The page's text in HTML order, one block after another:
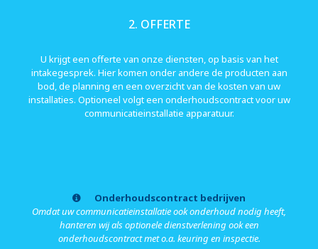
2. OFFERTE
U krijgt een offerte van onze diensten, op basis van het
intakegesprek. Hier komen onder andere de producten aan
bod, de planning en een overzicht van de kosten van uw
installaties. Optioneel volgt een onderhoudscontract voor uw
communicatieinstallatie apparatuur.
Onderhoudscontract bedrijven
Omdat uw communicatieinstallatie ook onderhoud nodig heeft,
hanteren wij als optionele dienstverlening ook een
onderhoudscontract met o.a. keuring en inspectie.